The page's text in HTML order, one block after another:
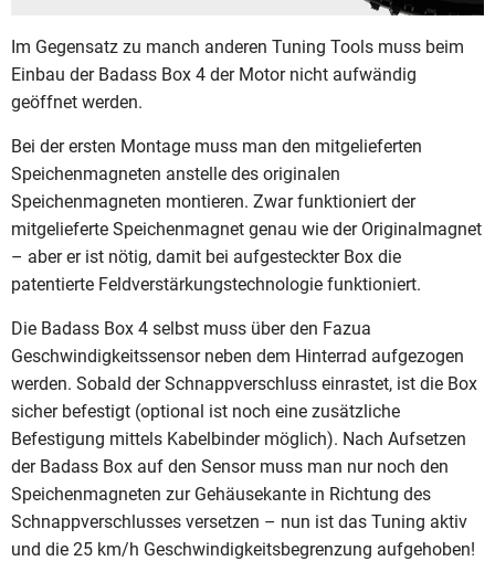
Im Gegensatz zu manch anderen Tuning Tools muss beim
Einbau der Badass Box 4 der Motor nicht aufwändig
geöffnet werden.
Bei der ersten Montage muss man den mitgelieferten
Speichenmagneten anstelle des originalen
Speichenmagneten montieren. Zwar funktioniert der
mitgelieferte Speichenmagnet genau wie der Originalmagnet
– aber er ist nötig, damit bei aufgesteckter Box die
patentierte Feldverstärkungstechnologie funktioniert.
Die Badass Box 4 selbst muss über den Fazua
Geschwindigkeitssensor neben dem Hinterrad aufgezogen
werden. Sobald der Schnappverschluss einrastet, ist die Box
sicher befestigt (optional ist noch eine zusätzliche
Befestigung mittels Kabelbinder möglich). Nach Aufsetzen
der Badass Box auf den Sensor muss man nur noch den
Speichenmagneten zur Gehäusekante in Richtung des
Schnappverschlusses versetzen – nun ist das Tuning aktiv
und die 25 km/h Geschwindigkeitsbegrenzung aufgehoben!